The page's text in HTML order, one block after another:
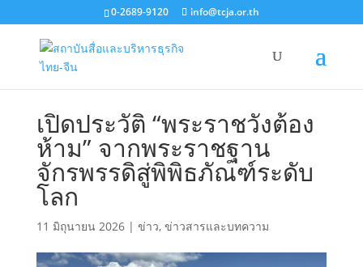
0-2689-9120 info@tcja.or.th
เปิดประวัติ “พระราชวังต้อง
ห้าม” จากพระราชฐาน
จักรพรรดิสู่พิพิธภัณฑ์ระดับ
โลก
11 มิถุนายน 2026| ข่าว, ข่าวสารและบทความ